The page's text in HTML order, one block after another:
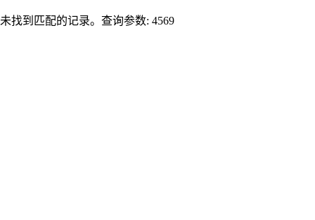
未找到匹配的记录。查询参数: 4569